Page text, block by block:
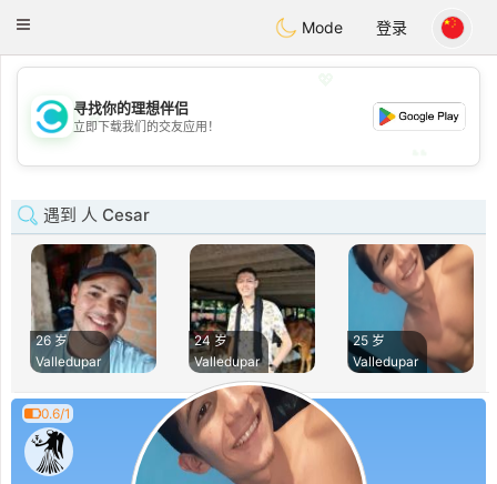
Citas
Toggle
Mode 登录
💖
💕
寻找你的理想伴侣
立即下载我们的交友应用！
遇到 人 Cesar
26 岁
Valledupar
24 岁
Valledupar
25 岁
Valledupar
0.6/1